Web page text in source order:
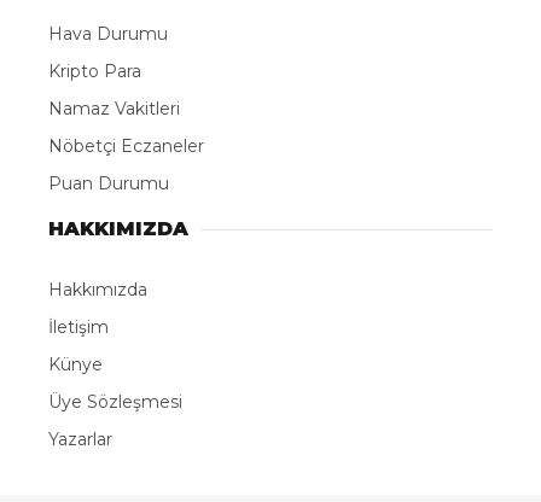
Hava Durumu
Kripto Para
Namaz Vakitleri
Nöbetçi Eczaneler
Puan Durumu
HAKKIMIZDA
Hakkımızda
İletişim
Künye
Üye Sözleşmesi
Yazarlar